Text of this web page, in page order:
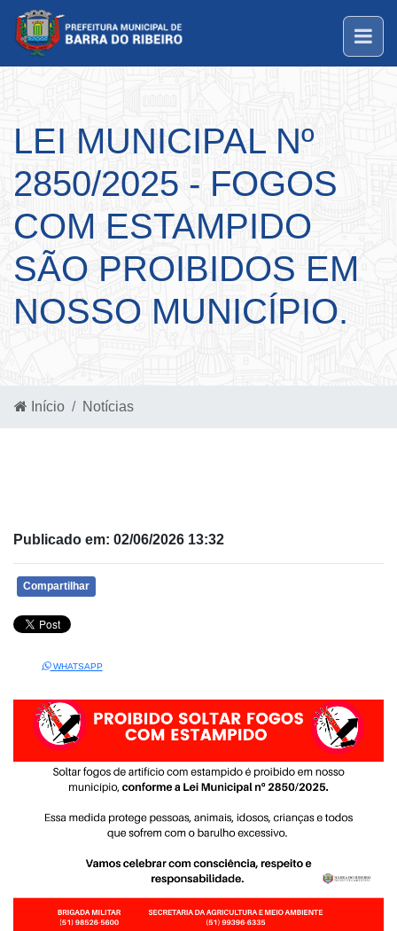
LEI MUNICIPAL Nº
2850/2025 - FOGOS
COM ESTAMPIDO
SÃO PROIBIDOS EM
NOSSO MUNICÍPIO.
Início Notícias
Publicado em: 02/06/2026 13:32
Compartilhar
WHATSAPP